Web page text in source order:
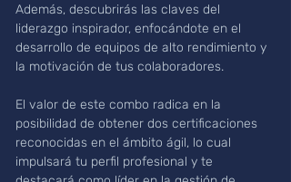
Además, descubrirás las claves del
liderazgo inspirador, enfocándote en el
desarrollo de equipos de alto rendimiento y
la motivación de tus colaboradores.
El valor de este combo radica en la
posibilidad de obtener dos certificaciones
reconocidas en el ámbito ágil, lo cual
impulsará tu perfil profesional y te